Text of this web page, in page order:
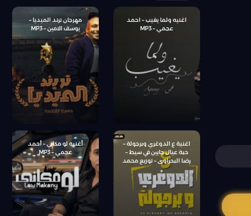
اغنيه ولما يغيب – احمد
عجمي – MP3
مهرجان ترند الميديا –
يوسف الامين – MP3
اغنية ع الدوغري وبرجولة –
حبة عيال جايين في سيط –
رضا البحراوى – توزيع محمد
حريقة
أغنيه لو مكاني – أحمد
عجمي – MP3